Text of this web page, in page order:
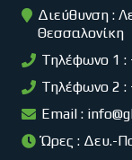
Διεύθυνση :
Θεσσαλονίκη
Τηλέφωνο 1 :
Τηλέφωνο 2 :
Email :
Ώρες : Δευ.-